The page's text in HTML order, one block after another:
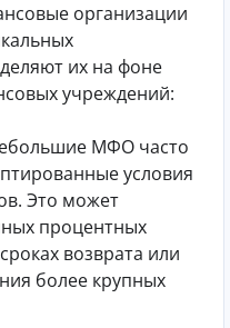
организации
их на фоне
учреждений:
МФО часто
условия
Это может
процентных
возврата или
более крупных